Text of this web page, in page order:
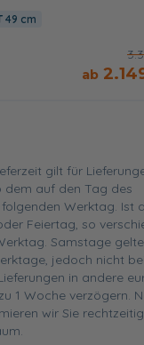
49 cm
gilt für
dem auf den Tag des
Werktag. Ist
Feiertag, so
Samstage
jedoch nicht bei
in andere
1 Woche verzögern.
wir Sie